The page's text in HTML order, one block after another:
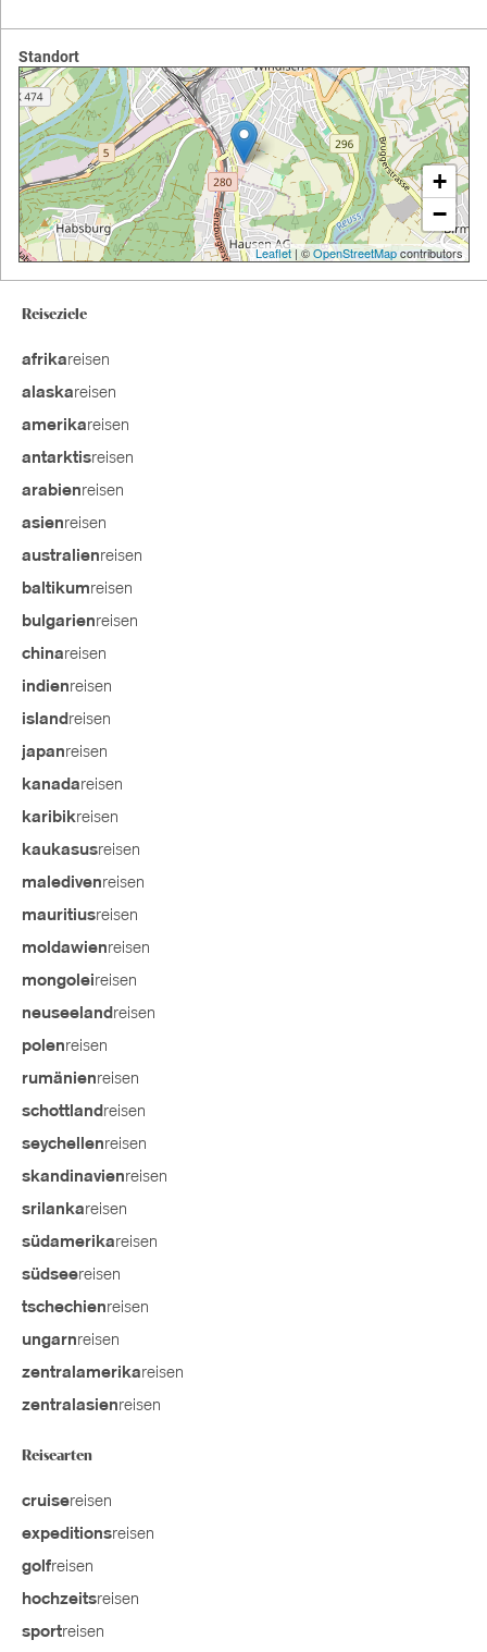
Standort
+
−
Leaflet| ©OpenStreetMapcontributors
Reiseziele
afrikareisen
alaskareisen
amerikareisen
antarktisreisen
arabienreisen
asienreisen
australienreisen
baltikumreisen
bulgarienreisen
chinareisen
indienreisen
island reisen
japanreisen
kanadareisen
karibikreisen
kaukasusreisen
maledivenreisen
mauritiusreisen
moldawienreisen
mongoleireisen
neuseeland reisen
polenreisen
rumänienreisen
schottland reisen
seychellenreisen
skandinavienreisen
srilankareisen
südamerikareisen
südseereisen
tschechienreisen
ungarnreisen
zentralamerikareisen
zentralasienreisen
Reisearten
cruisereisen
expeditionsreisen
golfreisen
hochzeitsreisen
sportreisen